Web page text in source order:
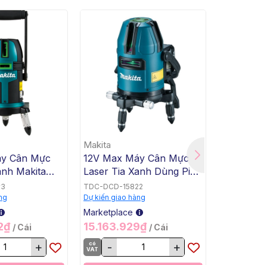
Cân Mực
Makita
/ Cái
+
Makita
12V Max Máy Cân Mực
Laser Tia Xanh Dùng Pin
Makita SK20GDZ
TDC-DCD-15822
Dự kiến giao hàng
Marketplace
15.163.929₫ / Cái
có
VAT
- +